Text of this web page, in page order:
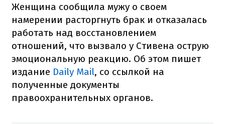
Женщина сообщила мужу о своем
намерении расторгнуть брак и отказалась
работать над восстановлением
отношений, что вызвало у Стивена острую
эмоциональную реакцию. Об этом пишет
издание Daily Mail, со ссылкой на
полученные документы
правоохранительных органов.